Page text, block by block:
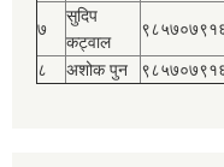
७
सुदिप
कट्वाल
८ अशोक पुन